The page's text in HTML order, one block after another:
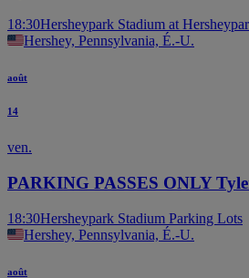
18:30Hersheypark Stadium at
Hershey, Pennsylvania, É.-U.
août
14
ven.
PARKING PASSES ONLY
18:30Hersheypark Stadium Parking Lots
Hershey, Pennsylvania, É.-U.
août